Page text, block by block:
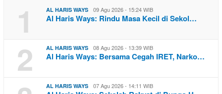
1 AL HARIS WAYS 09 Agu 2026 - 15:24 WIB
Al Haris Ways: Rindu Masa Kecil di Sekol…
2 AL HARIS WAYS 08 Agu 2026 - 13:39 WIB
Al Haris Ways: Bersama Cegah IRET, Narko…
AL HARIS WAYS 07 Agu 2026 - 14:11 WIB